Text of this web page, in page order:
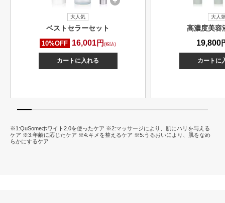
大人気
ベストセラーセット
10%OFF 16,001円 (税込)
カートに入れる
大人
高濃度美容
19,800
カートに
※1:QuSomeホワイト2.0を使ったケア ※2:マッサージにより、肌にハリを与える
ケア ※3:年齢に応じたケア ※4:キメを整えるケア ※5:うるおいにより、肌をなめ
らかにするケア